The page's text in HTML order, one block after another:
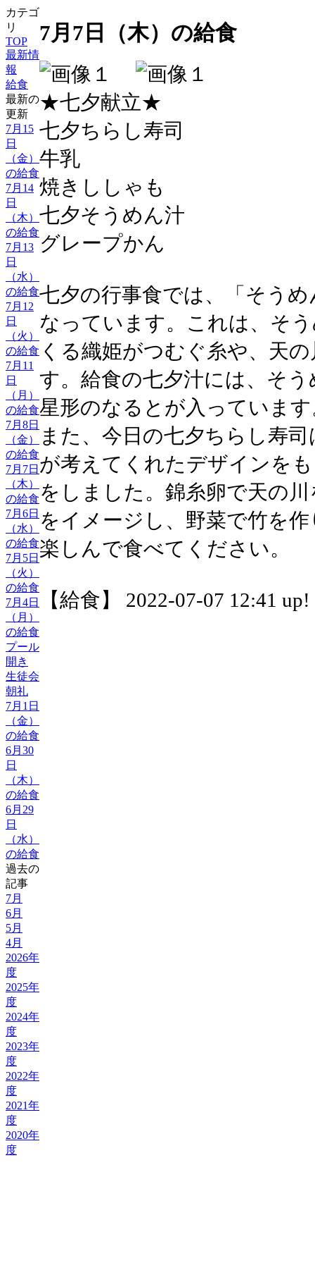
カテゴ
リ
TOP
最新情
報
給食
最新の
更新
7月15
日
（金）
の給食
7月14
日
（木）
の給食
7月13
日
（水）
の給食
7月12
日
（火）
の給食
7月11
日
（月）
の給食
7月8日
（金）
の給食
7月7日
（木）
の給食
7月6日
（水）
の給食
7月5日
（火）
の給食
7月4日
（月）
の給食
プール
開き
生徒会
朝礼
7月1日
（金）
の給食
6月30
日
（木）
の給食
6月29
日
（水）
の給食
過去の
記事
7月
6月
5月
4月
2026年
度
2025年
度
2024年
度
2023年
度
2022年
度
2021年
度
2020年
度
7月7日（木）の給食
★七夕献立★
七夕ちらし寿司
牛乳
焼きししゃも
七夕そうめん汁
グレープかん
七夕の行事食では、「そう
なっています。これは、そ
くる織姫がつむぐ糸や、天
す。給食の七夕汁には、そ
星形のなるとが入っていま
また、今日の七夕ちらし寿
が考えてくれたデザインを
をしました。錦糸卵で天の
をイメージし、野菜で竹を
楽しんで食べてください。
【給食】 2022-07-07 12:41 up!